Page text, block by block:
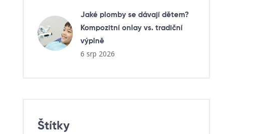
Jaké plomby se dávají dětem?
Kompozitní onlay vs. tradiční
výplně
6 srp 2026
Štítky